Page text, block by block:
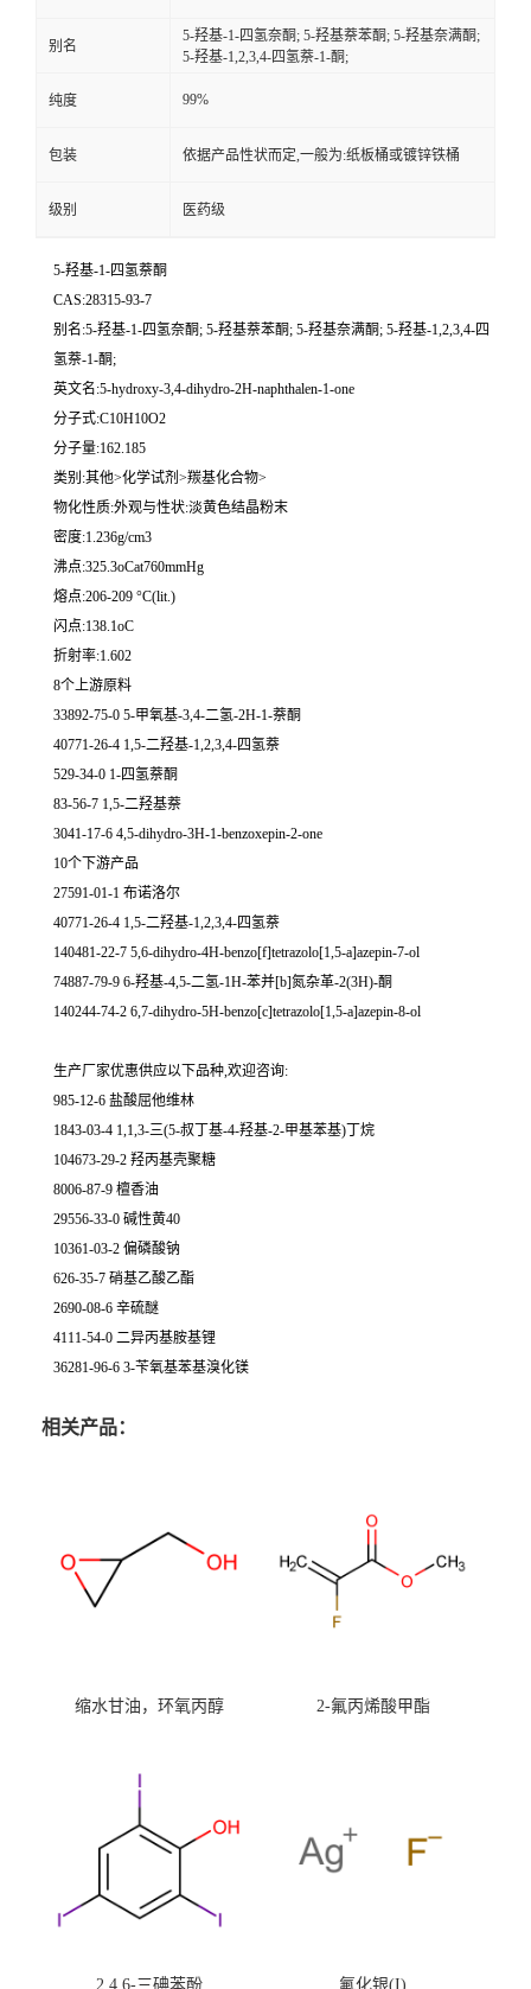
别名
5-羟基-1-四氢奈酮; 5-羟基萘苯酮; 5-羟基奈满酮;
5-羟基-1,2,3,4-四氢萘-1-酮;
纯度 99%
包装 依据产品性状而定,一般为:纸板桶或镀锌铁桶
级别 医药级
5-羟基-1-四氢萘酮
CAS:28315-93-7
别名:5-羟基-1-四氢奈酮; 5-羟基萘苯酮; 5-羟基奈满酮; 5-羟基-1,2,3,4-四
氢萘-1-酮;
英文名:5-hydroxy-3,4-dihydro-2H-naphthalen-1-one
分子式:C10H10O2
分子量:162.185
类别:其他>化学试剂>羰基化合物>
物化性质:外观与性状:淡黄色结晶粉末
密度:1.236g/cm3
沸点:325.3oCat760mmHg
熔点:206-209 °C(lit.)
闪点:138.1oC
折射率:1.602
8个上游原料
33892-75-0 5-甲氧基-3,4-二氢-2H-1-萘酮
40771-26-4 1,5-二羟基-1,2,3,4-四氢萘
529-34-0 1-四氢萘酮
83-56-7 1,5-二羟基萘
3041-17-6 4,5-dihydro-3H-1-benzoxepin-2-one
10个下游产品
27591-01-1 布诺洛尔
40771-26-4 1,5-二羟基-1,2,3,4-四氢萘
140481-22-7 5,6-dihydro-4H-benzo[f]tetrazolo[1,5-a]azepin-7-ol
74887-79-9 6-羟基-4,5-二氢-1H-苯并[b]氮杂革-2(3H)-酮
140244-74-2 6,7-dihydro-5H-benzo[c]tetrazolo[1,5-a]azepin-8-ol
生产厂家优惠供应以下品种,欢迎咨询:
985-12-6 盐酸屈他维林
1843-03-4 1,1,3-三(5-叔丁基-4-羟基-2-甲基苯基)丁烷
104673-29-2 羟丙基壳聚糖
8006-87-9 檀香油
29556-33-0 碱性黄40
10361-03-2 偏磷酸钠
626-35-7 硝基乙酸乙酯
2690-08-6 辛硫醚
4111-54-0 二异丙基胺基锂
36281-96-6 3-苄氧基苯基溴化镁
相关产品：
缩水甘油，环氧丙醇 2-氟丙烯酸甲酯
2,4,6-三碘苯酚 氟化银(I)